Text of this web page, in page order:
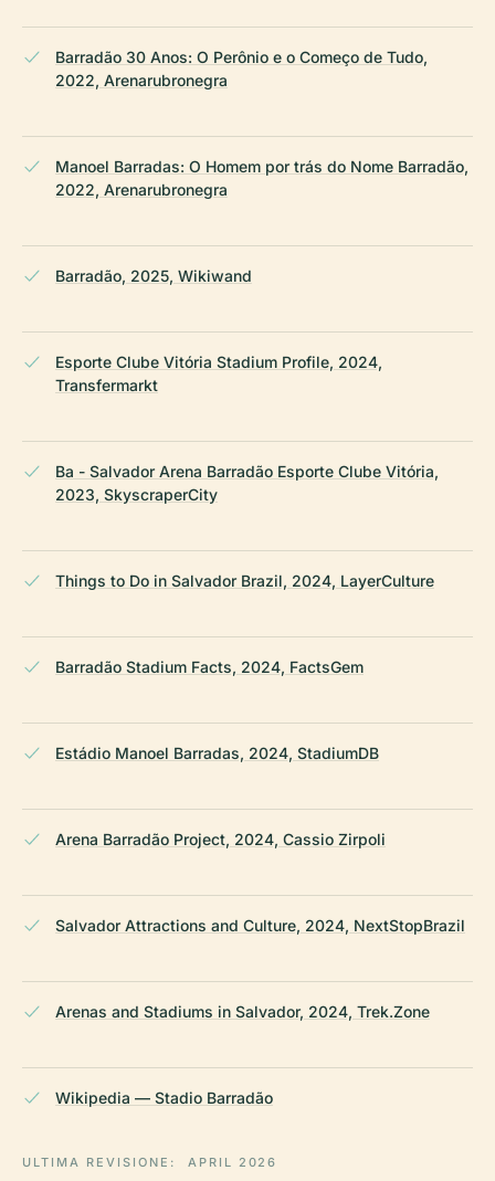
Barradão 30 Anos: O Perônio e o Começo de Tudo,
2022, Arenarubronegra
Manoel Barradas: O Homem por trás do Nome Barradão,
2022, Arenarubronegra
Barradão, 2025, Wikiwand
Esporte Clube Vitória Stadium Profile, 2024,
Transfermarkt
Ba - Salvador Arena Barradão Esporte Clube Vitória,
2023, SkyscraperCity
Things to Do in Salvador Brazil, 2024, LayerCulture
Barradão Stadium Facts, 2024, FactsGem
Estádio Manoel Barradas, 2024, StadiumDB
Arena Barradão Project, 2024, Cassio Zirpoli
Salvador Attractions and Culture, 2024, NextStopBrazil
Arenas and Stadiums in Salvador, 2024, Trek.Zone
Wikipedia — Stadio Barradão
ULTIMA REVISIONE: APRIL 2026